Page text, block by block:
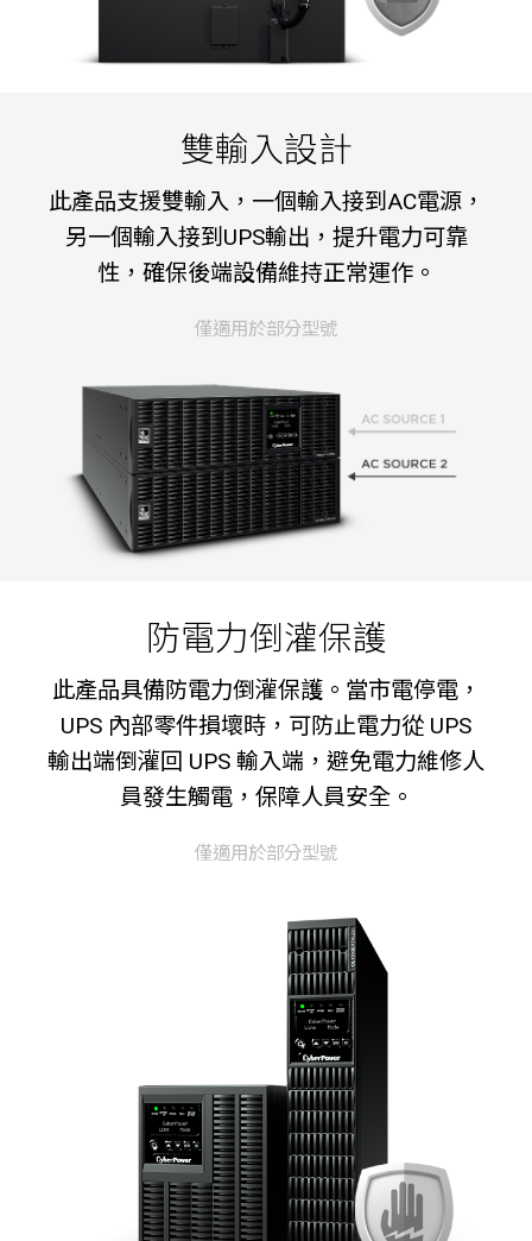
雙輸入設計
此產品支援雙輸入，一個輸入接到AC電源，
另一個輸入接到UPS輸出，提升電力可靠
性，確保後端設備維持正常運作。
僅適用於部分型號
防電力倒灌保護
此產品具備防電力倒灌保護。當市電停電，
UPS 內部零件損壞時，可防止電力從 UPS
輸出端倒灌回 UPS 輸入端，避免電力維修人
員發生觸電，保障人員安全。
僅適用於部分型號